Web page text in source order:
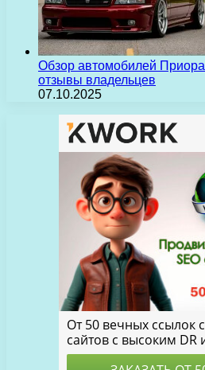
Обзор автомобилей
отзывы владельцев
07.10.2025